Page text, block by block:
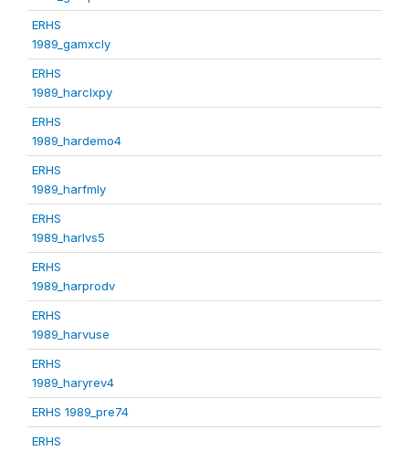
ERHS
1989_gamxcly
ERHS
1989_harclxpy
ERHS
1989_hardemo4
ERHS
1989_harfmly
ERHS
1989_harlvs5
ERHS
1989_harprodv
ERHS
1989_harvuse
ERHS
1989_haryrev4
ERHS 1989_pre74
ERHS